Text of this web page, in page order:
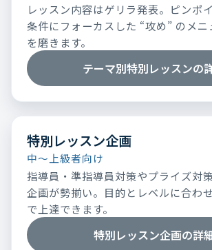
レッスン内容はゲリラ発表。ピンポ
条件にフォーカスした “攻め” のメニ
を磨きます。
テーマ別特別レッスンの
特別レッスン企画
中～上級者向け
指導員・準指導員対策やプライズ対
企画が勢揃い。目的とレベルに合わ
で上達できます。
特別レッスン企画の詳